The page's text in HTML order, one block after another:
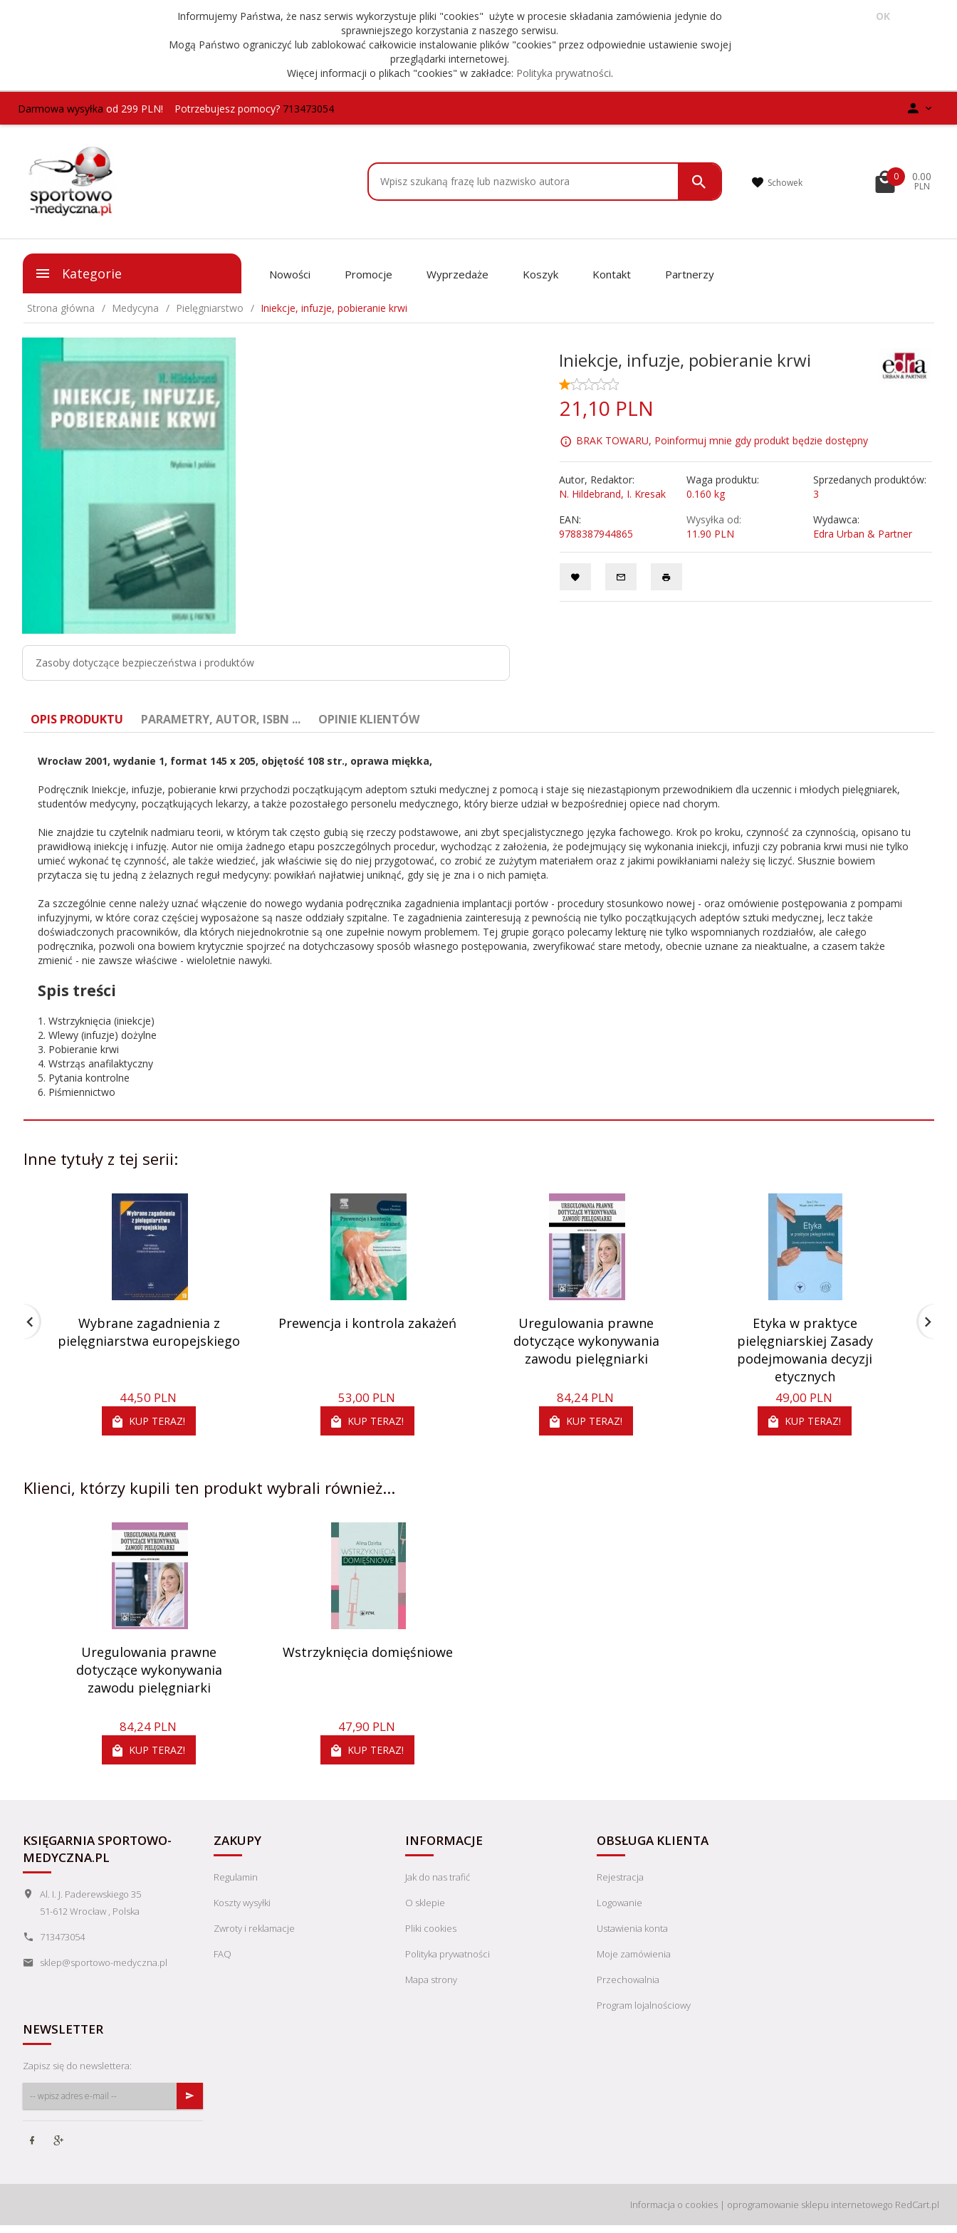
Informujemy Państwa, że nasz serwis wykorzystuje pliki "cookies" użyte w procesie składania zamówienia jedynie do
sprawniejszego korzystania z naszego serwisu.
Mogą Państwo ograniczyć lub zablokować całkowicie instalowanie plików "cookies" przez odpowiednie ustawienie swojej
przeglądarki internetowej.
Więcej informacji o plikach "cookies" w zakładce: Polityka prywatności.
OK
Darmowa wysyłka od 299 PLN! Potrzebujesz pomocy?713473054
Schowek
0 0.00
PLN
Kategorie Nowości Promocje Wyprzedaże Koszyk Kontakt Partnerzy
Strona główna Medycyna Pielęgniarstwo Iniekcje, infuzje, pobieranie krwi
Zasoby dotyczące bezpieczeństwa i produktów
Iniekcje, infuzje, pobieranie krwi
21,10 PLN
BRAK TOWARU, Poinformuj mnie gdy produkt będzie dostępny
Autor, Redaktor:
N. Hildebrand, I. Kresak
Waga produktu:
0.160 kg
Sprzedanych produktów:
3
EAN:
9788387944865
Wysyłka od:
11.90 PLN
Wydawca:
Edra Urban & Partner
OPIS PRODUKTU PARAMETRY, AUTOR, ISBN ... OPINIE KLIENTÓW
Wrocław 2001, wydanie 1, format 145 x 205, objętość 108 str., oprawa miękka,
Podręcznik Iniekcje, infuzje, pobieranie krwi przychodzi początkującym adeptom sztuki medycznej z pomocą i staje się niezastąpionym przewodnikiem dla uczennic i młodych pielęgniarek,
studentów medycyny, początkujących lekarzy, a także pozostałego personelu medycznego, który bierze udział w bezpośredniej opiece nad chorym.
Nie znajdzie tu czytelnik nadmiaru teorii, w którym tak często gubią się rzeczy podstawowe, ani zbyt specjalistycznego języka fachowego. Krok po kroku, czynność za czynnością, opisano tu
prawidłową iniekcję i infuzję. Autor nie omija żadnego etapu poszczególnych procedur, wychodząc z założenia, że podejmujący się wykonania iniekcji, infuzji czy pobrania krwi musi nie tylko
umieć wykonać tę czynność, ale także wiedzieć, jak właściwie się do niej przygotować, co zrobić ze zużytym materiałem oraz z jakimi powikłaniami należy się liczyć. Słusznie bowiem
przytacza się tu jedną z żelaznych reguł medycyny: powikłań najłatwiej uniknąć, gdy się je zna i o nich pamięta.
Za szczególnie cenne należy uznać włączenie do nowego wydania podręcznika zagadnienia implantacji portów - procedury stosunkowo nowej - oraz omówienie postępowania z pompami
infuzyjnymi, w które coraz częściej wyposażone są nasze oddziały szpitalne. Te zagadnienia zainteresują z pewnością nie tylko początkujących adeptów sztuki medycznej, lecz także
doświadczonych pracowników, dla których niejednokrotnie są one zupełnie nowym problemem. Tej grupie gorąco polecamy lekturę nie tylko wspomnianych rozdziałów, ale całego
podręcznika, pozwoli ona bowiem krytycznie spojrzeć na dotychczasowy sposób własnego postępowania, zweryfikować stare metody, obecnie uznane za nieaktualne, a czasem także
zmienić - nie zawsze właściwe - wieloletnie nawyki.
Spis treści
1. Wstrzyknięcia (iniekcje)
2. Wlewy (infuzje) dożylne
3. Pobieranie krwi
4. Wstrząs anafilaktyczny
5. Pytania kontrolne
6. Piśmiennictwo
Autor: N. Hildebrand
Redaktor: I. Kresak
Inne tytuły z tej serii:
Wybrane zagadnienia z
pielęgniarstwa europejskiego
44,50 PLN
KUP TERAZ!
Prewencja i kontrola zakażeń
53,00 PLN
KUP TERAZ!
Uregulowania prawne
dotyczące wykonywania
zawodu pielęgniarki
84,24 PLN
KUP TERAZ!
Etyka w praktyce
pielęgniarskiej Zasady
podejmowania decyzji
etycznych
49,00 PLN
KUP TERAZ!
Klienci, którzy kupili ten produkt wybrali również...
Uregulowania prawne
dotyczące wykonywania
zawodu pielęgniarki
84,24 PLN
KUP TERAZ!
Wstrzyknięcia domięśniowe
47,90 PLN
KUP TERAZ!
KSIĘGARNIA SPORTOWO-
MEDYCZNA.PL
Al. I. J. Paderewskiego 35
51-612 Wrocław, Polska
713473054
sklep@sportowo-medyczna.pl
ZAKUPY
Regulamin
Koszty wysyłki
Zwroty i reklamacje
FAQ
INFORMACJE
Jak do nas trafić
O sklepie
Pliki cookies
Polityka prywatności
Mapa strony
OBSŁUGA KLIENTA
Rejestracja
Logowanie
Ustawienia konta
Moje zamówienia
Przechowalnia
Program lojalnościowy
NEWSLETTER
Zapisz się do newslettera:
Informacja o cookies| oprogramowanie sklepu internetowego RedCart.pl